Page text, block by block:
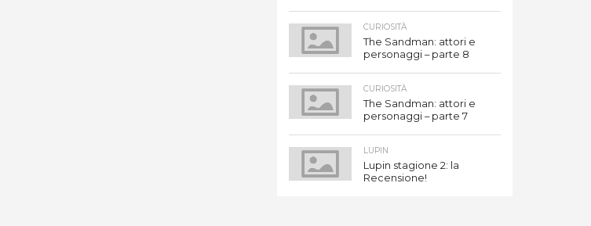
CURIOSITÀ
The Sandman: attori e
personaggi – parte 8
CURIOSITÀ
The Sandman: attori e
personaggi – parte 7
LUPIN
Lupin stagione 2: la
Recensione!